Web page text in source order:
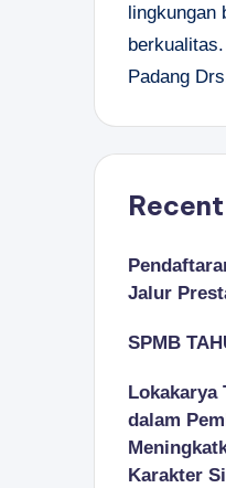
lingkungan
berkualitas.
Padang
Jalur
SPMB
Lokakarya
dalam
Karakter